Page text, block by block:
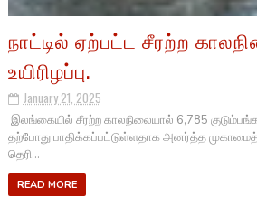
நாட்டில் ஏற்பட்ட சீரற்ற
உயிரிழப்பு.
January 21, 2025
இலங்கையில் சீரற்ற காலநிலையால் 6,785
தற்போது பாதிக்கப்பட்டுள்ளதாக அனர்த்த
தெரி...
READ MORE